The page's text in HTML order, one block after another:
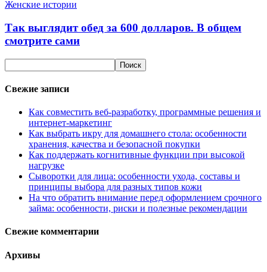
Женские истории
Так выглядит обед за 600 долларов. В общем
смотрите сами
Свежие записи
Как совместить веб-разработку, программные решения и
интернет-маркетинг
Как выбрать икру для домашнего стола: особенности
хранения, качества и безопасной покупки
Как поддержать когнитивные функции при высокой
нагрузке
Сыворотки для лица: особенности ухода, составы и
принципы выбора для разных типов кожи
На что обратить внимание перед оформлением срочного
займа: особенности, риски и полезные рекомендации
Свежие комментарии
Архивы